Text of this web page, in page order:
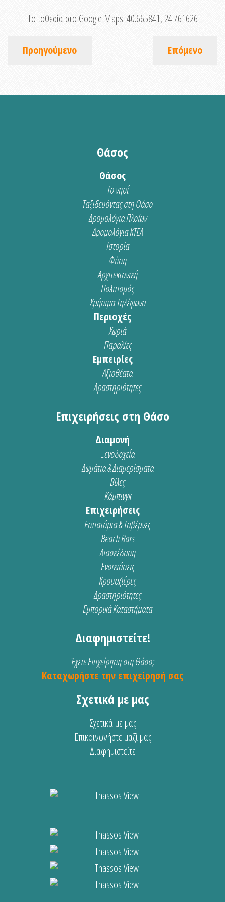
Τοποθεσία στο Google Maps:40.665841, 24.761626
Προηγούμενο Επόμενο
Θάσος
Θάσος
Το νησί
Ταξιδευόντας στη Θάσο
Δρομολόγια Πλοίων
Δρομολόγια ΚΤΕΛ
Ιστορία
Φύση
Αρχιτεκτονική
Πολιτισμός
Χρήσιμα Τηλέφωνα
Περιοχές
Χωριά
Παραλίες
Εμπειρίες
Αξιοθέατα
Δραστηριότητες
Επιχειρήσεις στη Θάσο
Διαμονή
Ξενοδοχεία
Δωμάτια & Διαμερίσματα
Βίλες
Κάμπινγκ
Επιχειρήσεις
Εστιατόρια & Ταβέρνες
Beach Bars
Διασκέδαση
Ενοικιάσεις
Κρουαζιέρες
Δραστηριότητες
Εμπορικά Καταστήματα
Διαφημιστείτε!
Έχετε Επιχείρηση στη Θάσο;
Καταχωρήστε την επιχείρησή σας
Σχετικά με μας
Σχετικά με μας
Επικοινωνήστε μαζί μας
Διαφημιστείτε